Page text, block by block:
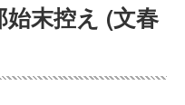
末控え (文春